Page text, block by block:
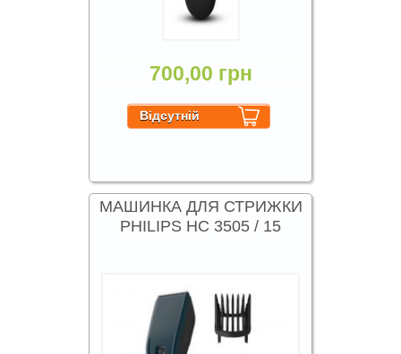
700,00 грн
МАШИНКА ДЛЯ СТРИЖКИ
PHILIPS HC 3505 / 15